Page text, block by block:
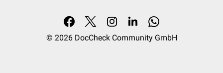
© 2026 DocCheck Community GmbH